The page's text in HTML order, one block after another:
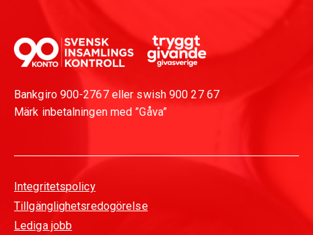
Bankgiro 900-2767 eller swish 900 27 67
Märk inbetalningen med ”Gåva”
Integritetspolicy
Tillgänglighetsredogörelse
Lediga jobb